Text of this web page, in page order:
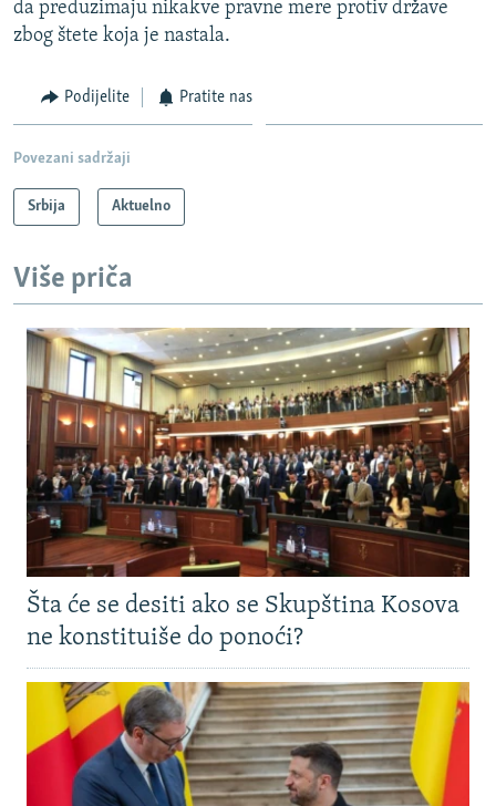
da preduzimaju nikakve pravne mere protiv države
zbog štete koja je nastala.
Podijelite Pratite nas
Povezani sadržaji
Srbija Aktuelno
Više priča
Šta će se desiti ako se Skupština Kosova
ne konstituiše do ponoći?